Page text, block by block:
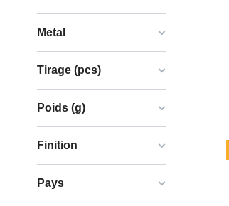
Metal
Tirage (pcs)
Poids (g)
Finition
Pays